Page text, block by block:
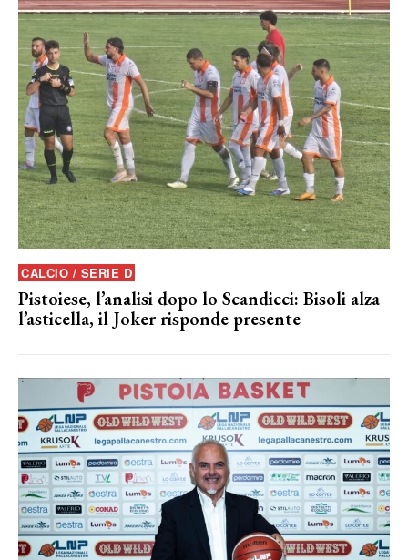
CALCIO / SERIE D
Pistoiese, l’analisi dopo lo Scandicci: Bisoli alza
l’asticella, il Joker risponde presente